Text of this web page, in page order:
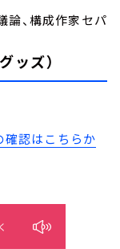
論、構成作家セパ
ッズ）
認はこちらか